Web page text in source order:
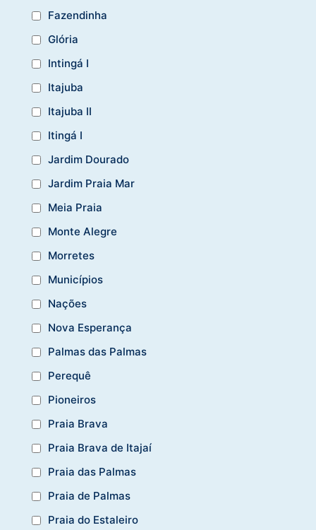
Fazendinha
Glória
Intingá I
Itajuba
Itajuba II
Itingá I
Jardim Dourado
Jardim Praia Mar
Meia Praia
Monte Alegre
Morretes
Municípios
Nações
Nova Esperança
Palmas das Palmas
Perequê
Pioneiros
Praia Brava
Praia Brava de Itajaí
Praia das Palmas
Praia de Palmas
Praia do Estaleiro